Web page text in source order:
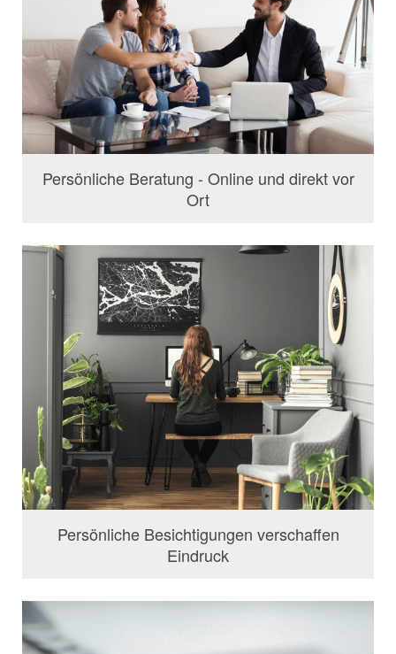
Persönliche Beratung - Online und direkt vor
Ort
Persönliche Besichtigungen verschaffen
Eindruck